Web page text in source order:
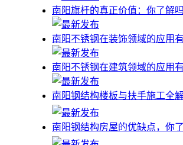
南阳旗杆的真正价值：你了解
南阳不锈钢在装饰领域的应用
南阳不锈钢在建筑领域的应用有
南阳钢结构楼板与扶手施工全
南阳钢结构房屋的优缺点，你